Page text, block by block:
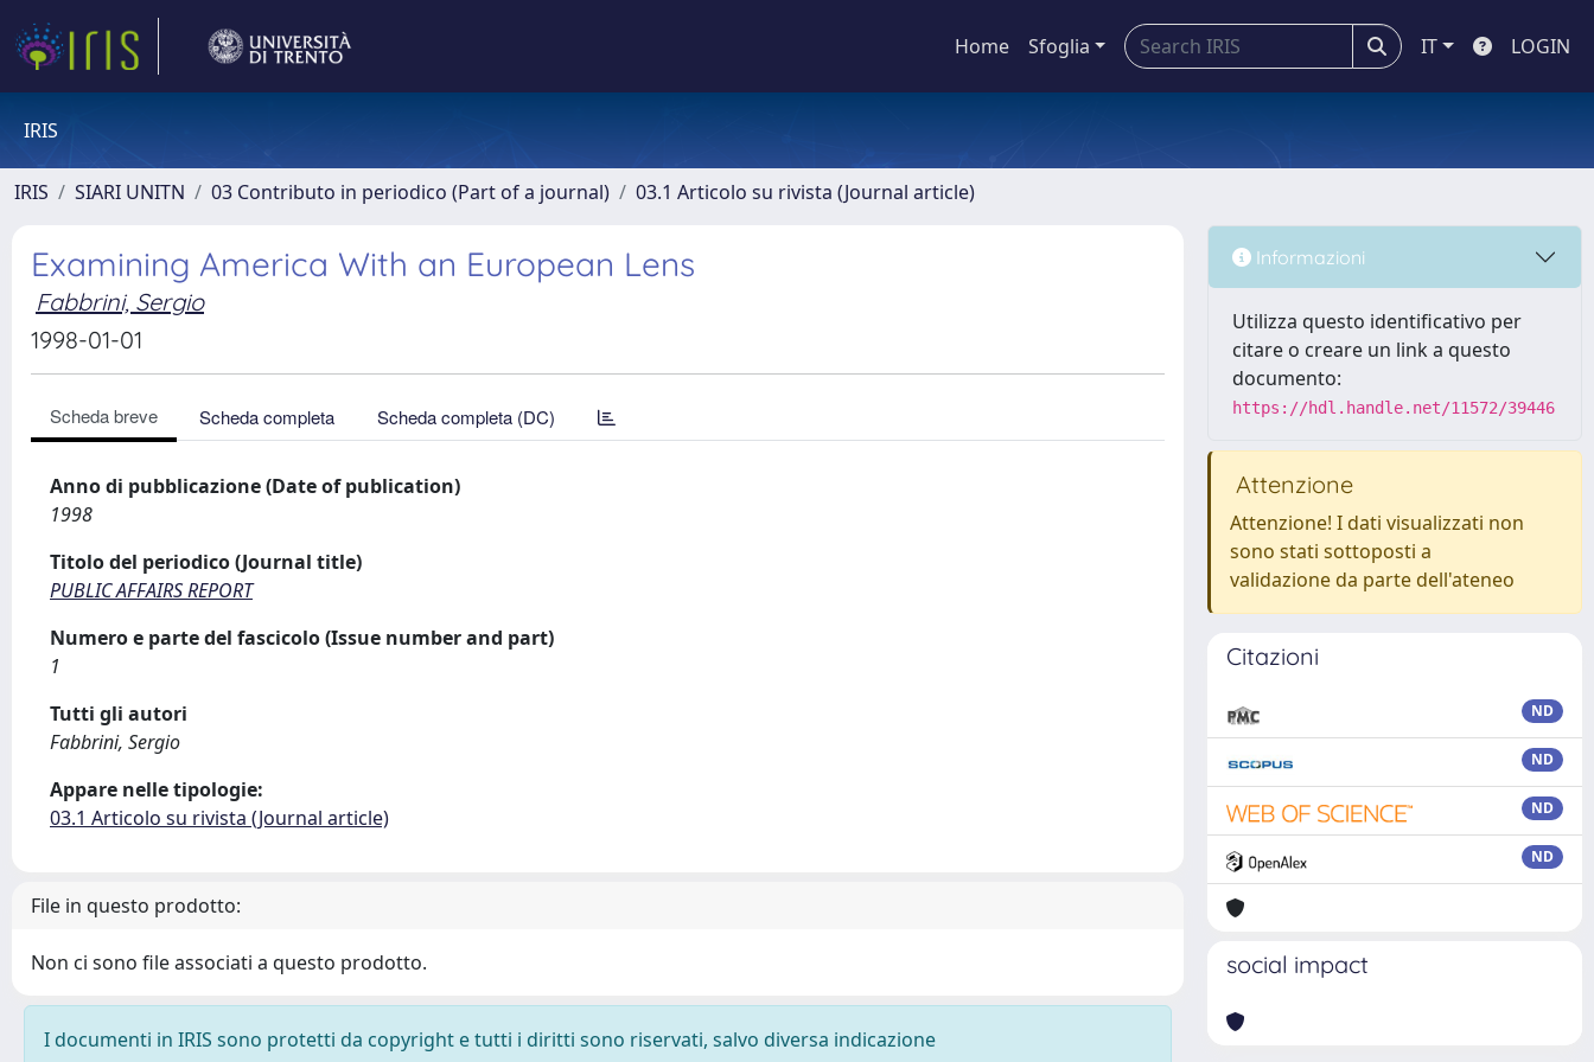
Home Sfoglia IT LOGIN
IRIS
IRIS SIARI UNITN 03 Contributo in periodico (Part of a journal) 03.1 Articolo su rivista (Journal article)
Examining America With an European Lens
Fabbrini, Sergio
1998-01-01
Scheda breve Scheda completa Scheda completa (DC)
Anno di pubblicazione (Date of publication)
1998
Titolo del periodico (Journal title)
PUBLIC AFFAIRS REPORT
Numero e parte del fascicolo (Issue number and part)
1
Tutti gli autori
Fabbrini, Sergio
Appare nelle tipologie:
03.1 Articolo su rivista (Journal article)
File in questo prodotto:
Non ci sono file associati a questo prodotto.
I documenti in IRIS sono protetti da copyright e tutti i diritti sono riservati, salvo diversa indicazione
Informazioni
Utilizza questo identificativo per
citare o creare un link a questo
documento:
https://hdl.handle.net/11572/39446
Attenzione
Attenzione! I dati visualizzati non
sono stati sottoposti a
validazione da parte dell'ateneo
Citazioni
ND
ND
ND
ND
social impact